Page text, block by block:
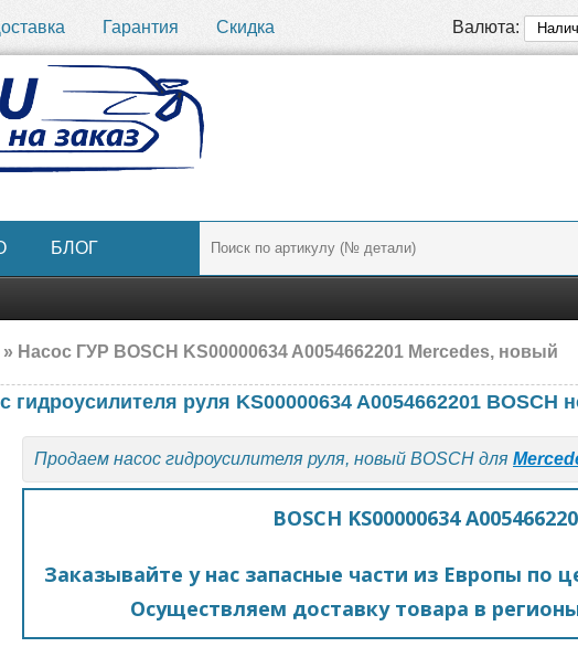
Гарантия Скидка Валюта:
БЛОГ
» Насос ГУР BOSCH KS00000634 A0054662201 Mercedes, новый
гидроусилителя руля KS00000634 A0054662201 BOSCH
Продаем насос гидроусилителя руля, новый BOSCH для
BOSCH KS00000634
Заказывайте у нас запасные части из Европы по
Осуществляем доставку товара в